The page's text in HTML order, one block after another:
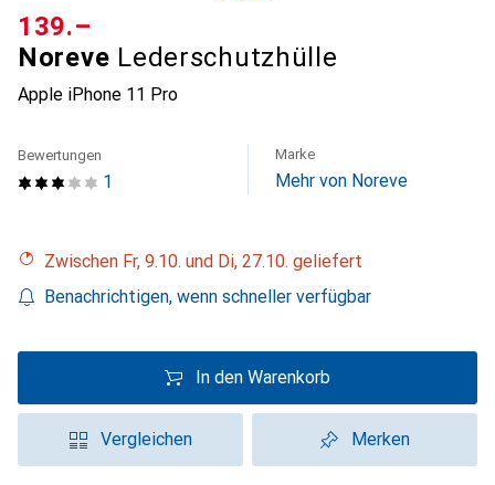
Noreve Lederschutzhülle
Apple iPhone 11 Pro
CHF
139.–
1
Bewertungen Marke
Mehr von Noreve
Zwischen Fr, 9.10. und Di, 27.10. geliefert
Benachrichtigen, wenn schneller verfügbar
In den Warenkorb
Vergleichen Merken